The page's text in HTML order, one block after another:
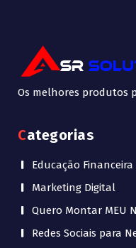
Os melhores produtos
Categorias
Educação Financeira
Marketing Digital
Quero Montar MEU
Redes Sociais para